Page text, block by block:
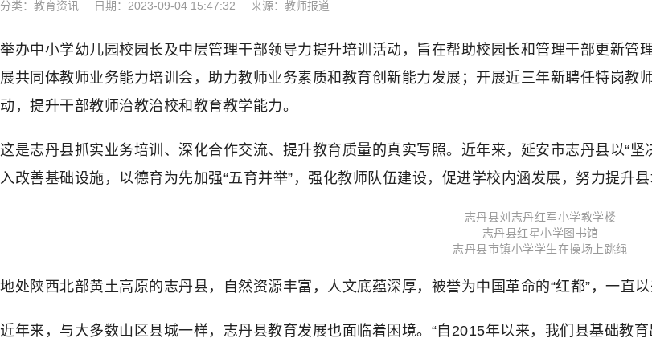
分类： 教育资讯 日期：2023-09-04 15:47:32 来源：教师报道
举办中小学幼儿园校园长及中层管理干部领导力提升培训活动，旨在帮助校园长和管理干部更新管
展共同体教师业务能力培训会，助力教师业务素质和教育创新能力发展；开展近三年新聘任特岗
动，提升干部教师治教治校和教育教学能力。
这是志丹县抓实业务培训、深化合作交流、提升教育质量的真实写照。近年来，延安市志丹县以“
入改善基础设施，以德育为先加强“五育并举”，强化教师队伍建设，促进学校内涵发展，努力提升县
志丹县刘志丹红军小学教学楼
志丹县红星小学图书馆
志丹县市镇小学学生在操场上跳绳
地处陕西北部黄土高原的志丹县，自然资源丰富，人文底蕴深厚，被誉为中国革命的“红都”，一直以
近年来，与大多数山区县城一样，志丹县教育发展也面临着困境。“自2015年以来，我们县基础教